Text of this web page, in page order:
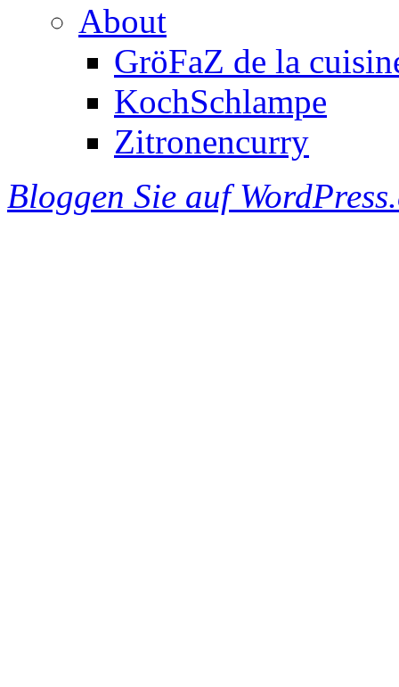
About
GröFaZ de la
KochSchlampe
Zitronencurry
Bloggen Sie auf